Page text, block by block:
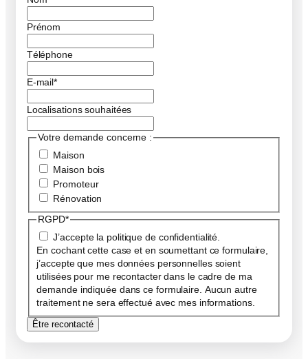
Prénom
Téléphone
E-mail*
Localisations souhaitées
Votre demande concerne :
Maison
Maison bois
Promoteur
Rénovation
RGPD*
J’accepte la politique de confidentialité.
En cochant cette case et en soumettant ce formulaire,
j’accepte que mes données personnelles soient
utilisées pour me recontacter dans le cadre de ma
demande indiquée dans ce formulaire. Aucun autre
traitement ne sera effectué avec mes informations.
Être recontacté